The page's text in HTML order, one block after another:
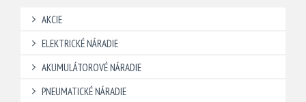
AKCIE
ELEKTRICKÉ NÁRADIE
AKUMULÁTOROVÉ NÁRADIE
PNEUMATICKÉ NÁRADIE